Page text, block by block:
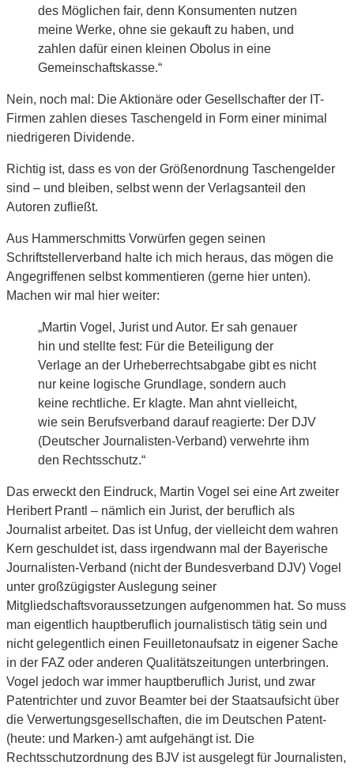
des Möglichen fair, denn Konsumenten nutzen
meine Werke, ohne sie gekauft zu haben, und
zahlen dafür einen kleinen Obolus in eine
Gemeinschaftskasse.“
Nein, noch mal: Die Aktionäre oder Gesellschafter der IT-
Firmen zahlen dieses Taschengeld in Form einer minimal
niedrigeren Dividende.
Richtig ist, dass es von der Größenordnung Taschengelder
sind – und bleiben, selbst wenn der Verlagsanteil den
Autoren zufließt.
Aus Hammerschmitts Vorwürfen gegen seinen
Schriftstellerverband halte ich mich heraus, das mögen die
Angegriffenen selbst kommentieren (gerne hier unten).
Machen wir mal hier weiter:
„Martin Vogel, Jurist und Autor. Er sah genauer
hin und stellte fest: Für die Beteiligung der
Verlage an der Urheberrechtsabgabe gibt es nicht
nur keine logische Grundlage, sondern auch
keine rechtliche. Er klagte. Man ahnt vielleicht,
wie sein Berufsverband darauf reagierte: Der DJV
(Deutscher Journalisten-Verband) verwehrte ihm
den Rechtsschutz.“
Das erweckt den Eindruck, Martin Vogel sei eine Art zweiter
Heribert Prantl – nämlich ein Jurist, der beruflich als
Journalist arbeitet. Das ist Unfug, der vielleicht dem wahren
Kern geschuldet ist, dass irgendwann mal der Bayerische
Journalisten-Verband (nicht der Bundesverband DJV) Vogel
unter großzügigster Auslegung seiner
Mitgliedschaftsvoraussetzungen aufgenommen hat. So muss
man eigentlich hauptberuflich journalistisch tätig sein und
nicht gelegentlich einen Feuilletonaufsatz in eigener Sache
in der FAZ oder anderen Qualitätszeitungen unterbringen.
Vogel jedoch war immer hauptberuflich Jurist, und zwar
Patentrichter und zuvor Beamter bei der Staatsaufsicht über
die Verwertungsgesellschaften, die im Deutschen Patent-
(heute: und Marken-) amt aufgehängt ist. Die
Rechtsschutzordnung des BJV ist ausgelegt für Journalisten,